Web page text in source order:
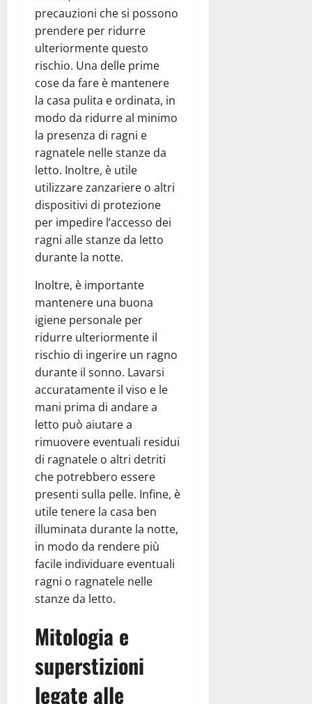
precauzioni che si possono
prendere per ridurre
ulteriormente questo
rischio. Una delle prime
cose da fare è mantenere
la casa pulita e ordinata, in
modo da ridurre al minimo
la presenza di ragni e
ragnatele nelle stanze da
letto. Inoltre, è utile
utilizzare zanzariere o altri
dispositivi di protezione
per impedire l’accesso dei
ragni alle stanze da letto
durante la notte.
Inoltre, è importante
mantenere una buona
igiene personale per
ridurre ulteriormente il
rischio di ingerire un ragno
durante il sonno. Lavarsi
accuratamente il viso e le
mani prima di andare a
letto può aiutare a
rimuovere eventuali residui
di ragnatele o altri detriti
che potrebbero essere
presenti sulla pelle. Infine, è
utile tenere la casa ben
illuminata durante la notte,
in modo da rendere più
facile individuare eventuali
ragni o ragnatele nelle
stanze da letto.
Mitologia e
superstizioni
legate alle